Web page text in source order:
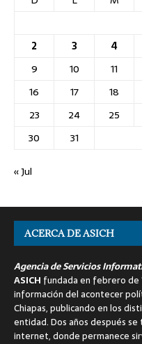
2
3 4
9
10 11
16
17 18
23
24 25
30
31
« Jul
ACERCA DE ASICH
Agencia de Servicios
ASICH fundada en febrero de
información del acontecer
Chiapas, publicando en los
entidad. Dos años después
internet, donde permanece